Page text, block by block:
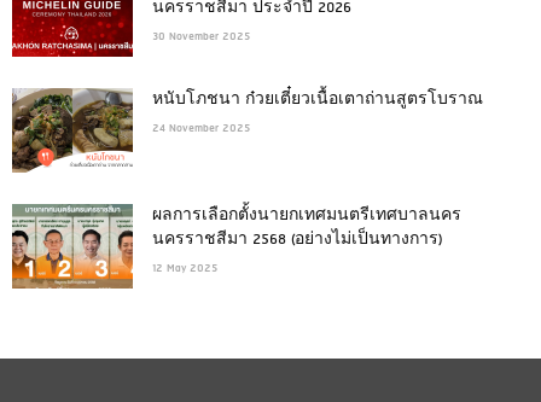
นครราชสีมา ประจำปี 2026
30 November 2025
หนับโภชนา ก๋วยเตี๋ยวเนื้อเตาถ่านสูตรโบราณ
24 November 2025
ผลการเลือกตั้งนายกเทศมนตรีเทศบาลนคร
นครราชสีมา 2568 (อย่างไม่เป็นทางการ)
12 May 2025